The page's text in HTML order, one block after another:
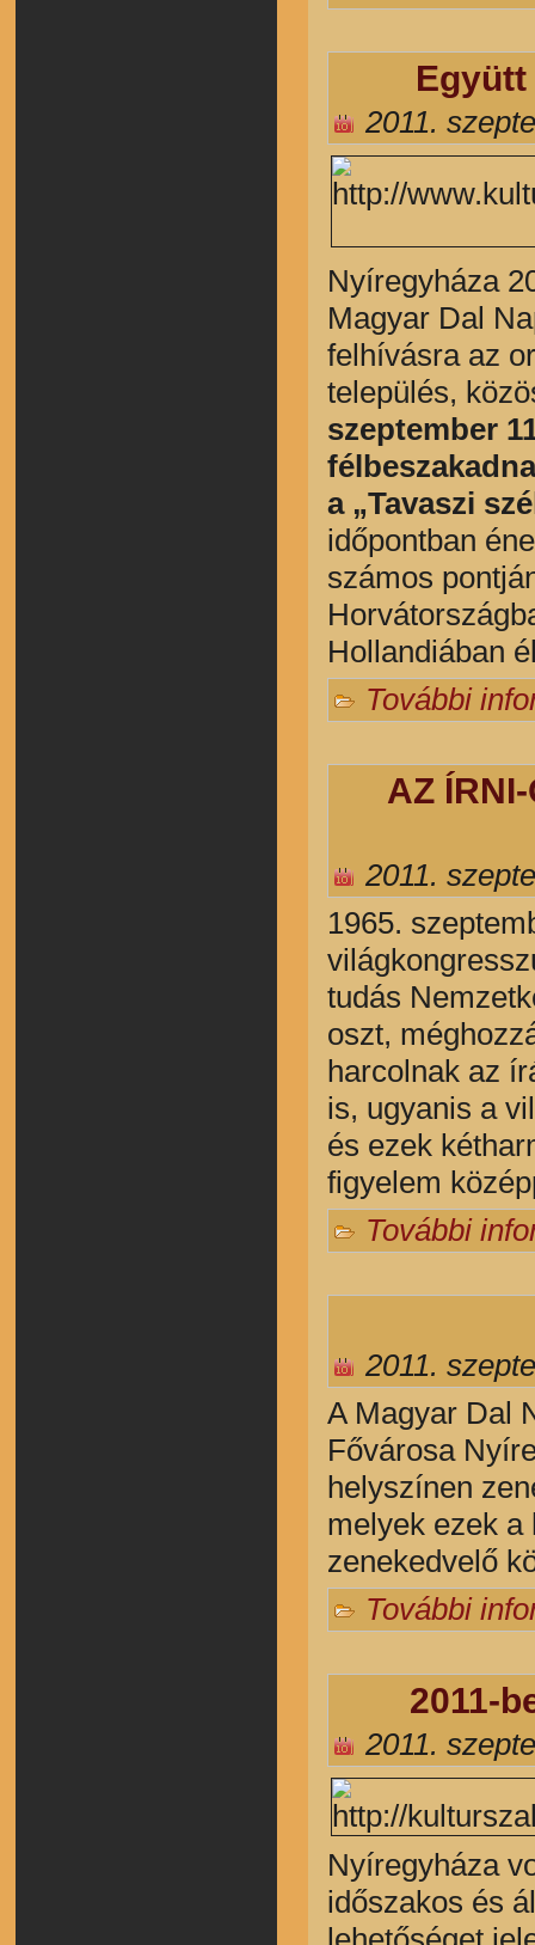
Együtt
2011.
Nyíregyháza
Magyar Dal
felhívásra az
település,
szeptember
a „Tavaszi
időpontban
számos
Hollandiában
További
AZ
2011.
1965.
tudás
oszt,
harcolnak az
is, ugyanis a
és ezek
figyelem
További
2011.
A Magyar Dal
Fővárosa
helyszínen
melyek ezek
zenekedvelő
További
2011-
2011.
Nyíregyháza
időszakos és